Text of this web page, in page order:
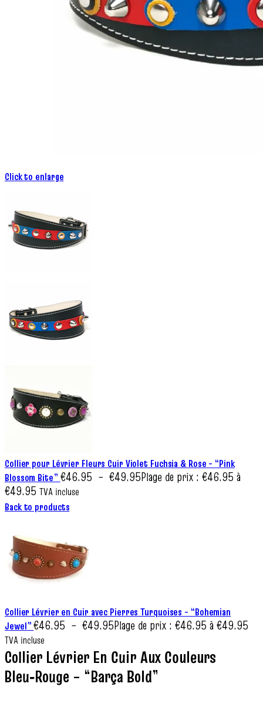
Click to enlarge
Collier pour Lévrier Fleurs Cuir Violet Fuchsia & Rose – “Pink
Blossom Bite” €46.95 – €49.95Plage de prix : €46.95 à
€49.95 TVA incluse
Back to products
Collier Lévrier en Cuir avec Pierres Turquoises – “Bohemian
Jewel”€46.95 – €49.95Plage de prix : €46.95 à €49.95
TVA incluse
Collier Lévrier En Cuir Aux Couleurs
Bleu‑Rouge – “Barça Bold”